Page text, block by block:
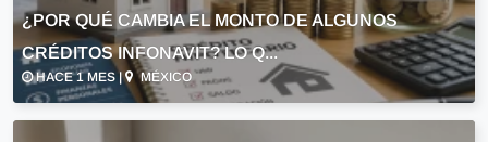
¿POR QUÉ CAMBIA EL MONTO DE ALGUNOS
CRÉDITOS INFONAVIT? LO Q...
HACE 1 MES | MÉXICO